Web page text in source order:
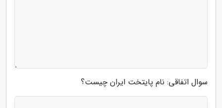
سوال اتفاقی: نام پایتخت ایران چیست؟